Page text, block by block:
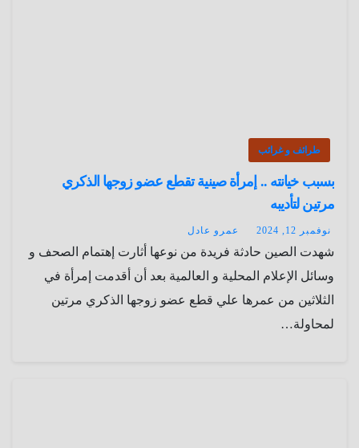
طرائف و غرائب
بسبب خيانته .. إمرأة صينية تقطع عضو زوجها الذكري
مرتين لتأديبه
نوفمبر 12, 2024 عمرو عادل
شهدت الصين حادثة فريدة من نوعها أثارت إهتمام الصحف و
وسائل الإعلام المحلية و العالمية بعد أن أقدمت إمرأة في
الثلاثين من عمرها علي قطع عضو زوجها الذكري مرتين
لمحاولة…